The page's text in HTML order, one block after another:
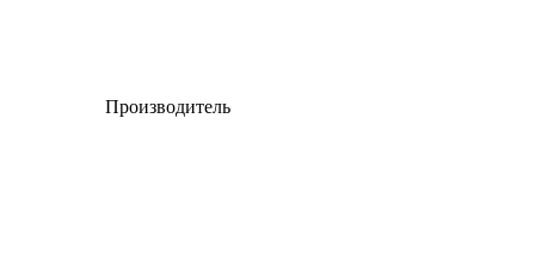
Производитель